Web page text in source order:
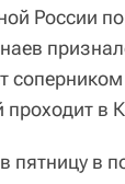
России
в
пятницу в